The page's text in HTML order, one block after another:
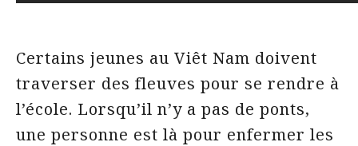
Certains jeunes au Viêt Nam doivent
traverser des fleuves pour se rendre à
l’école. Lorsqu’il n’y a pas de ponts,
une personne est là pour enfermer les